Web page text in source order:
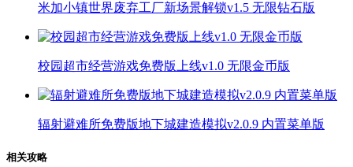
米加小镇世界废弃工厂新场景解锁v1.5 无限钻石版
校园超市经营游戏免费版上线v1.0 无限金币版
辐射避难所免费版地下城建造模拟v2.0.9 内置菜单版
相关攻略